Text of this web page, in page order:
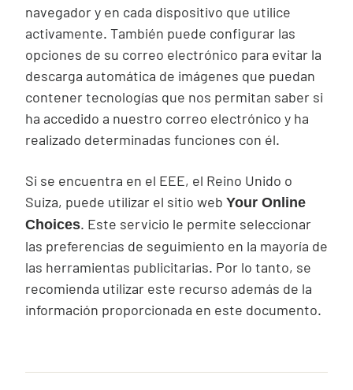
navegador y en cada dispositivo que utilice
activamente. También puede configurar las
opciones de su correo electrónico para evitar la
descarga automática de imágenes que puedan
contener tecnologías que nos permitan saber si
ha accedido a nuestro correo electrónico y ha
realizado determinadas funciones con él.
Si se encuentra en el EEE, el Reino Unido o
Suiza, puede utilizar el sitio web Your Online
Choices. Este servicio le permite seleccionar
las preferencias de seguimiento en la mayoría de
las herramientas publicitarias. Por lo tanto, se
recomienda utilizar este recurso además de la
información proporcionada en este documento.